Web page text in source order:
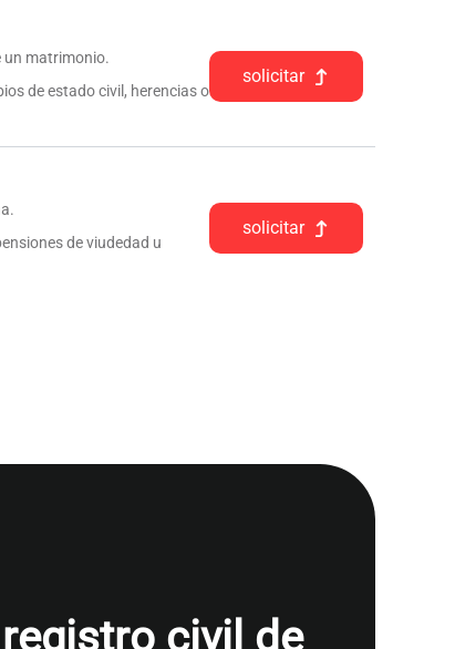
un matrimonio.
de estado civil, herencias o
solicitar
de viudedad u
solicitar
civil de